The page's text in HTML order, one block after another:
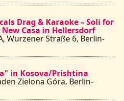
Media
Archiv
Drag & Karaoke – Soli for
Casa in Hellersdorf
Wurzener Straße 6, Berlin-
in Kosova/Prishtina
Zielona Góra, Berlin-